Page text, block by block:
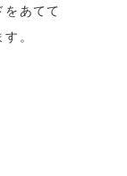
あてて
。